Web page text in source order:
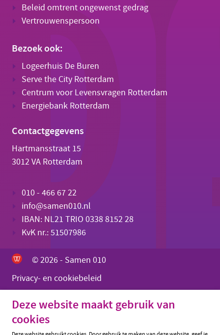
Beleid omtrent ongewenst gedrag
Vertrouwenspersoon
Bezoek ook:
Logeerhuis De Buren
Serve the City Rotterdam
Centrum voor Levensvragen Rotterdam
Energiebank Rotterdam
Contactgegevens
Hartmansstraat 15
3012 VA Rotterdam
010 - 466 67 22
info@samen010.nl
IBAN: NL21 TRIO 0338 8152 28
KvK nr.: 51507986
© 2026 - Samen 010
Privacy- en cookiebeleid
Deze website maakt gebruik van
cookies